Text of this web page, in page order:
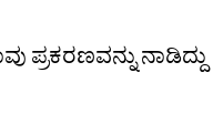
ನಾಡಿದ್ದು